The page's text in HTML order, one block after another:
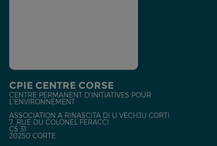
CPIE CENTRE CORSE
CENTRE PERMANENT D'INITIATIVES POUR
L'ENVIRONNEMENT
ASSOCIATION A RINASCITA DI U VECHJU CORTI
7, RUE DU COLONEL FERACCI
CS 31
20250 CORTE